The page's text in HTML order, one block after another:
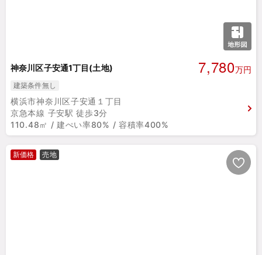
神奈川区子安通1丁目(土地) 7,780万円
建築条件無し
横浜市神奈川区子安通１丁目
京急本線 子安駅 徒歩3分
110.48㎡ / 建ぺい率80% / 容積率400%
新価格 売地